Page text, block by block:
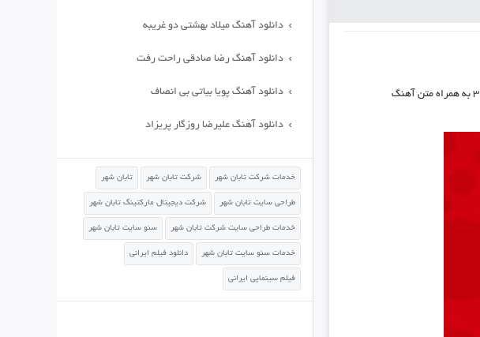
دانلود آهنگ میلاد بهشتی دو غریبه
دانلود آهنگ رضا صادقی راحت رفت
دانلود آهنگ پویا بیاتی بی انصاف
دانلود آهنگ علیرضا روزگار پریزاد
خدمات شرکت تابان شهر شرکت تابان شهر تابان شهر
طراحی سایت تابان شهر شرکت دیجیتال مارکتینگ تابان شهر
خدمات طراحی سایت شرکت تابان شهر سئو سایت تابان شهر
خدمات سئو سایت تابان شهر دانلود فیلم ایرانی
فیلم سینمایی ایرانی